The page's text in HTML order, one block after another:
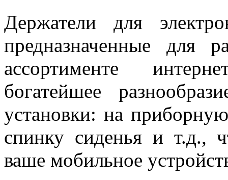
Держатели для
предназначенные для
ассортименте
богатейшее
установки: на
спинку сиденья и т.д.,
ваше мобильное